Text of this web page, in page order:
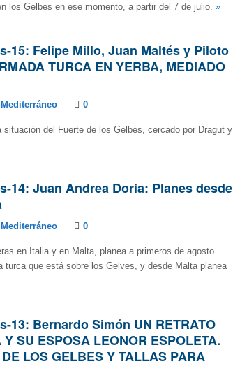
los Gelbes en ese momento, a partir del 7 de julio. »
15: Felipe Millo, Juan Maltés y Piloto
TURCA EN YERBA, MEDIADO
Mediterráneo 0
del Fuerte de los Gelbes, cercado por Dragut y
14: Juan Andrea Doria: Planes desde
Mediterráneo 0
en Italia y en Malta, planea a primeros de agosto
turca que está sobre los Gelves, y desde Malta planea
13: Bernardo Simón UN RETRATO
SU ESPOSA LEONOR ESPOLETA.
LOS GELBES Y TALLAS PARA